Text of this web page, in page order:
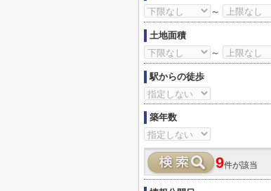
～
土地面積
～
駅からの徒歩
築年数
9件が該当